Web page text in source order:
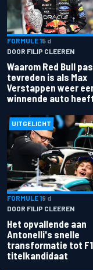
FORMULE 15 d
DOOR FILIP CLEEREN
Waarom Red Bull pas
tevreden is als Max
Verstappen weer
winnende auto
UITGELICHT
FORMULE 19 d
DOOR FILIP CLEEREN
Het opvallende aan
Antonelli's snelle
transformatie tot
titelkandidaat